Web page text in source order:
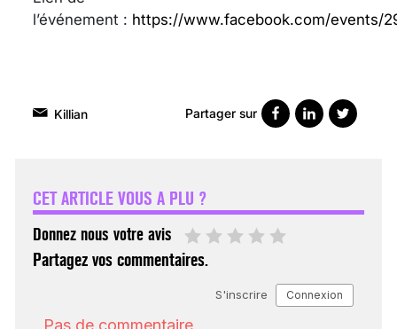
l’événement : https://www.facebook.com/events/
Killian Partager sur
CET ARTICLE VOUS A PLU ?
Donnez nous votre avis
Partagez vos commentaires.